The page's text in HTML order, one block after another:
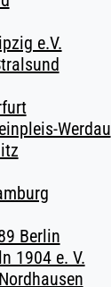
e.V.
Werdau
Berlin
1904 e. V.